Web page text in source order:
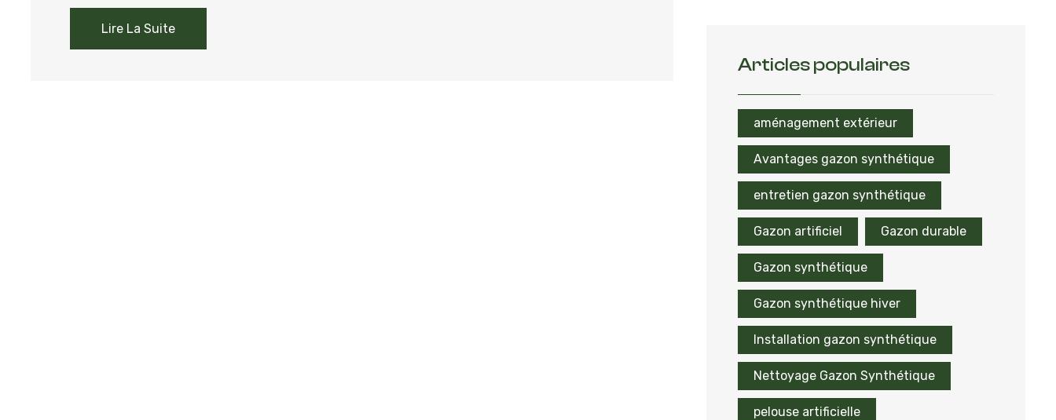
Lire La Suite
Articles populaires
aménagement extérieur
Avantages gazon synthétique
entretien gazon synthétique
Gazon artificiel Gazon durable
Gazon synthétique
Gazon synthétique hiver
Installation gazon synthétique
Nettoyage Gazon Synthétique
pelouse artificielle